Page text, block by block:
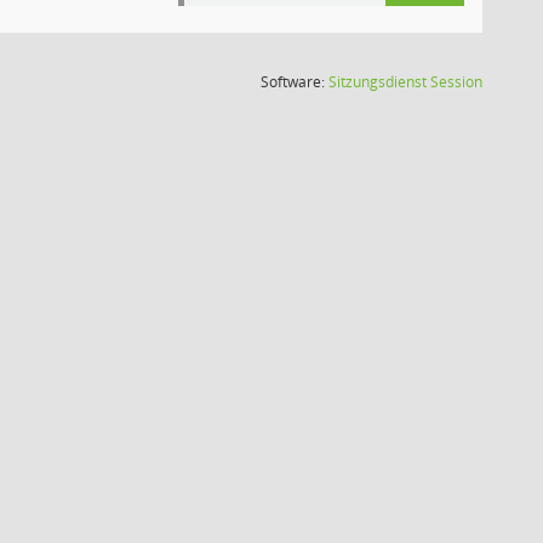
Software:SitzungsdienstSession(Wird in